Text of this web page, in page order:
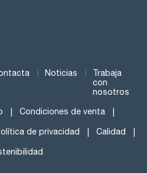
Noticias
Trabaja
con
nosotros
Condiciones de venta
de privacidad Calidad